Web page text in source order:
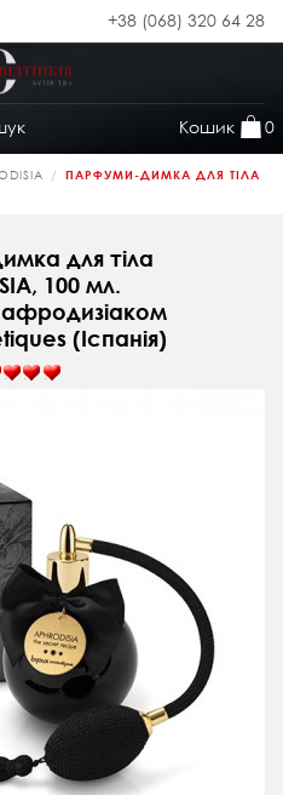
+38 (068) 320 64 28
Кошик 0
ПАРФУМИ-ДИМКА ДЛЯ ТІЛА
для тіла
100 мл.
(Іспанія)